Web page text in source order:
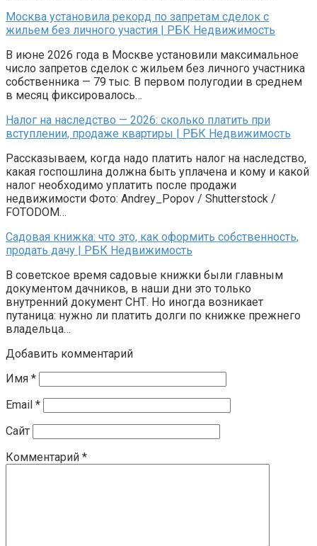
Москва установила рекорд по запретам сделок с
жильем без личного участия | РБК Недвижимость
В июне 2026 года в Москве установили максимальное
число запретов сделок с жильем без личного участника
собственника — 79 тыс. В первом полугодии в среднем
в месяц фиксировалось…
Налог на наследство — 2026: сколько платить при
вступлении, продаже квартиры | РБК Недвижимость
Рассказываем, когда надо платить налог на наследство,
какая госпошлина должна быть уплачена и кому и какой
налог необходимо уплатить после продажи
недвижимости Фото: Andrey_Popov / Shutterstock /
FOTODOM…
Садовая книжка: что это, как оформить собственность,
продать дачу | РБК Недвижимость
В советское время садовые книжки были главным
документом дачников, в наши дни это только
внутренний документ СНТ. Но иногда возникает
путаница: нужно ли платить долги по книжке прежнего
владельца…
Добавить комментарий
Имя *
Email *
Сайт
Комментарий *